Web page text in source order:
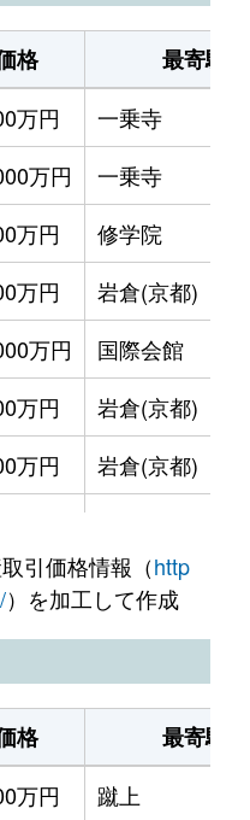
円
宝ケ池
円
円
出町柳
円
一乗寺
万円
北山(京都)
円
松ケ崎(京都)
円
出町柳
円
出町柳
円
北大路
北山(京都)
円
神宮丸太町
円
神宮丸太町
格
最寄駅
万円
一乗寺
万円
一乗寺
万円
修学院
万円
岩倉(京都)
万円
国際会館
万円
岩倉(京都)
万円
岩倉(京都)
万円
木野
万円
木野
万円
京都精華大前
万円
国際会館
引価格情報（http
）を加工して作成
格
最寄駅
万円
蹴上